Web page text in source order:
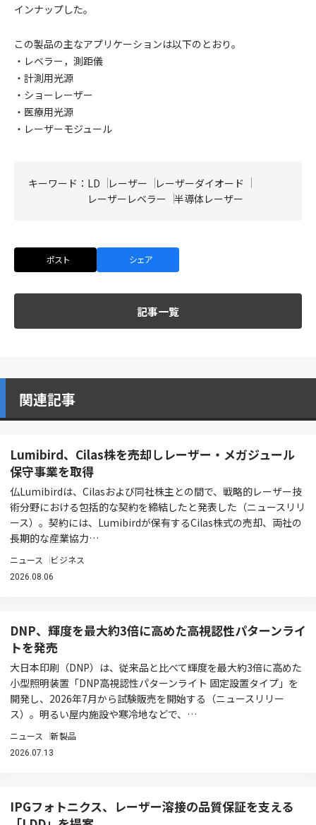
インナップした。
この製品の主なアプリケーションは以下のとおり。
・レベラー，測距儀
・計測用光源
・ショーレーザー
・医療用光源
・レーザーモジュール
キーワード： LD レーザー
レーザーダイオード
レーザーレベラー 半導体レーザー
ポスト シェア
記事一覧
関連記事
Lumibird、Cilas株を売却しレーザー・メガジュール
保守事業を取得
仏Lumibirdは、Cilasおよび同社株主との間で、戦略的レーザー技
術分野における包括的な契約を締結したと発表した（ニュースリリ
ース）。契約には、Lumibirdが保有するCilas株式の売却、両社の
長期的な産業協力…
ニュース ビジネス
2026.08.06
DNP、輝度を最大約3倍に高めた高視認性パターンライ
トを発売
大日本印刷（DNP）は、従来品と比べて輝度を最大約3倍に高めた
小型照明装置「DNP高視認性パターンライト 固定設置タイプ」を
開発し、2026年7月から試験販売を開始する（ニュースリリー
ス）。明るい屋内施設や寒冷地などで、…
ニュース 新製品
2026.07.13
IPGフォトニクス、レーザー溶接の品質保証を支える